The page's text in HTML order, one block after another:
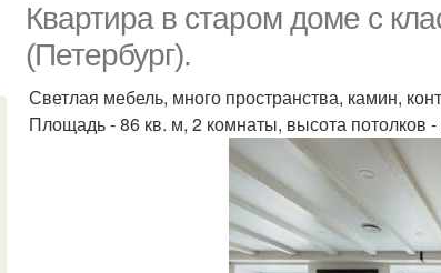
Квартира в старом доме с
(Петербург).
Светлая мебель, много пространства, камин,
Площадь - 86 кв. м, 2 комнаты, высота потолков